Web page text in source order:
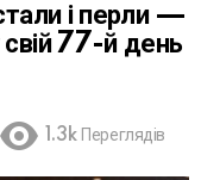
і перли —
77-й день
1.3k Переглядів